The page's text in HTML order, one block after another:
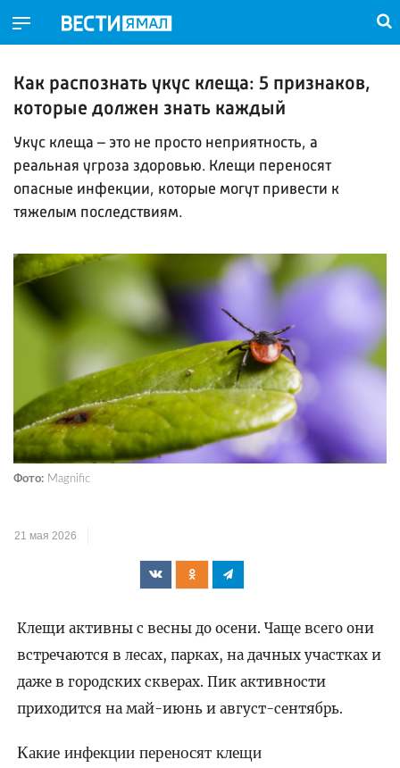
Как распознать укус клеща: 5 признаков,
которые должен знать каждый
Укус клеща – это не просто неприятность, а
реальная угроза здоровью. Клещи переносят
опасные инфекции, которые могут привести к
тяжелым последствиям.
Фото: Magnific
21 мая 2026
Клещи активны с весны до осени. Чаще всего они
встречаются в лесах, парках, на дачных участках и
даже в городских скверах. Пик активности
приходится на май-июнь и август-сентябрь.
Какие инфекции переносят клещи